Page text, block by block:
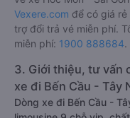
Vexere.com để có giá
trợ đổi trả vé miễn phí.
miễn phí: 1900 888684.
3. Giới thiệu, tư vấn
xe đi Bến Cầu - Tây
Dòng xe đi Bến Cầu -